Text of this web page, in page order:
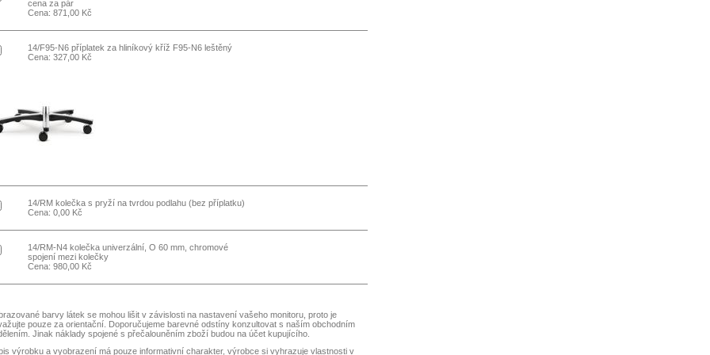
cena za pár
Cena: 871,00 Kč
14/F95-N6 příplatek za hliníkový kříž F95-N6 leštěný
Cena: 327,00 Kč
14/RM kolečka s pryží na tvrdou podlahu (bez příplatku)
Cena: 0,00 Kč
14/RM-N4 kolečka univerzální, O 60 mm, chromové
spojení mezi kolečky
Cena: 980,00 Kč
barvy látek se mohou lišit v závislosti na nastavení vašeho monitoru, proto je
pouze za orientační. Doporučujeme barevné odstíny konzultovat s naším obchodním
Jinak náklady spojené s přečalouněním zboží budou na účet kupujícího.
výrobku a vyobrazení má pouze informativní charakter, výrobce si vyhrazuje vlastnosti v